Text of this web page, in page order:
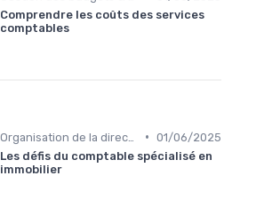
Comprendre les coûts des services
comptables
• 01/06/2025
Les défis du comptable spécialisé en
immobilier